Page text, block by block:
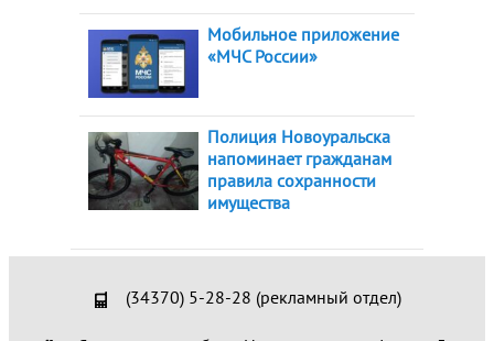
Мобильное приложение
«МЧС России»
Полиция Новоуральска
напоминает гражданам
правила сохранности
имущества
(34370) 5-28-28 (рекламный отдел)